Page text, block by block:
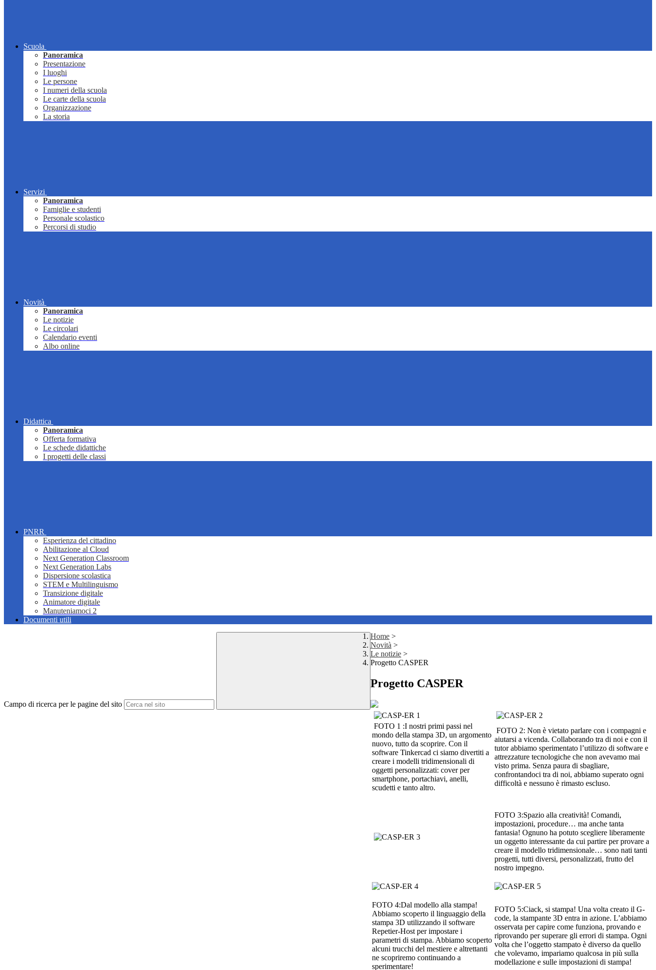
Scuola
Panoramica
Presentazione
I luoghi
Le persone
I numeri della scuola
Le carte della scuola
Organizzazione
La storia
Servizi
Panoramica
Famiglie e studenti
Personale scolastico
Percorsi di studio
Novità
Panoramica
Le notizie
Le circolari
Calendario eventi
Albo online
Didattica
Panoramica
Offerta formativa
Le schede didattiche
I progetti delle classi
PNRR
Esperienza del cittadino
Abilitazione al Cloud
Next Generation Classroom
Next Generation Labs
Dispersione scolastica
STEM e Multilinguismo
Transizione digitale
Animatore digitale
Manuteniamoci 2
Documenti utili
Campo di ricerca per le pagine del sito
Home >
Novità >
Le notizie >
Progetto CASPER
Progetto CASPER
FOTO 1 :I nostri primi passi nel
mondo della stampa 3D, un argomento
nuovo, tutto da scoprire. Con il
software Tinkercad ci siamo divertiti a
creare i modelli tridimensionali di
oggetti personalizzati: cover per
smartphone, portachiavi, anelli,
scudetti e tanto altro.
FOTO 2: Non è vietato parlare con i compagni e
aiutarsi a vicenda. Collaborando tra di noi e con il
tutor abbiamo sperimentato l’utilizzo di software e
attrezzature tecnologiche che non avevamo mai
visto prima. Senza paura di sbagliare,
confrontandoci tra di noi, abbiamo superato ogni
difficoltà e nessuno è rimasto escluso.
FOTO 3:Spazio alla creatività! Comandi,
impostazioni, procedure… ma anche tanta
fantasia! Ognuno ha potuto scegliere liberamente
un oggetto interessante da cui partire per provare a
creare il modello tridimensionale… sono nati tanti
progetti, tutti diversi, personalizzati, frutto del
nostro impegno.
FOTO 4:Dal modello alla stampa!
Abbiamo scoperto il linguaggio della
stampa 3D utilizzando il software
Repetier-Host per impostare i
parametri di stampa. Abbiamo scoperto
alcuni trucchi del mestiere e altrettanti
ne scopriremo continuando a
sperimentare!
FOTO 5:Ciack, si stampa! Una volta creato il G-
code, la stampante 3D entra in azione. L’abbiamo
osservata per capire come funziona, provando e
riprovando per superare gli errori di stampa. Ogni
volta che l’oggetto stampato è diverso da quello
che volevamo, impariamo qualcosa in più sulla
modellazione e sulle impostazioni di stampa!